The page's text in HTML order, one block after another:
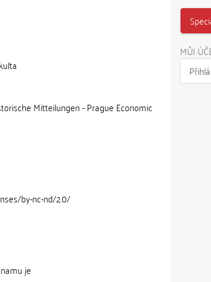
Mitteilungen - Prague Economic
by-nc-nd/2.0/
je
MŮJ